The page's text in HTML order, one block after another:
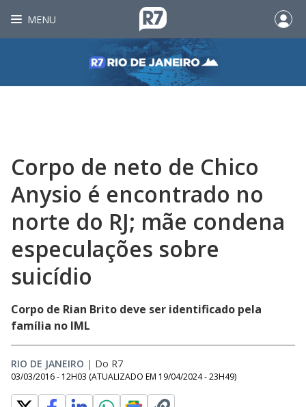
MENU
Corpo de neto de Chico
Anysio é encontrado no
norte do RJ; mãe condena
especulações sobre
suicídio
Corpo de Rian Brito deve ser identificado pela
família no IML
RIO DE JANEIRO | Do R7
03/03/2016 - 12H03 (ATUALIZADO EM 19/04/2024 - 23H49)